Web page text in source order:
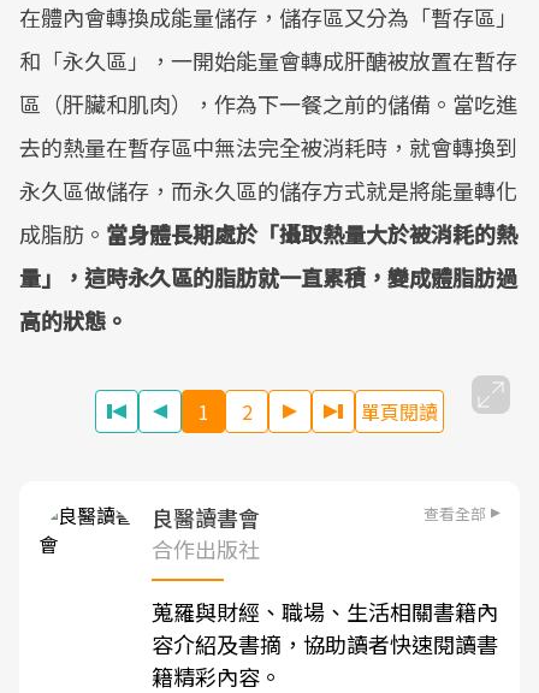
在體內會轉換成能量儲存，儲存區又分為「暫存區」
和「永久區」，一開始能量會轉成肝醣被放置在暫存
區（肝臟和肌肉），作為下一餐之前的儲備。當吃進
去的熱量在暫存區中無法完全被消耗時，就會轉換到
永久區做儲存，而永久區的儲存方式就是將能量轉化
成脂肪。 當身體長期處於「攝取熱量大於被消耗的熱
量」，這時永久區的脂肪就一直累積，變成體脂肪過
高的狀態。
1 2 單頁閱讀
良醫讀書會 查看全部
合作出版社
蒐羅與財經、職場、生活相關書籍內
容介紹及書摘，協助讀者快速閱讀書
籍精彩內容。